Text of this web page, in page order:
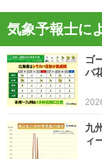
気象予報士に
ゴ
バ
九
ィ